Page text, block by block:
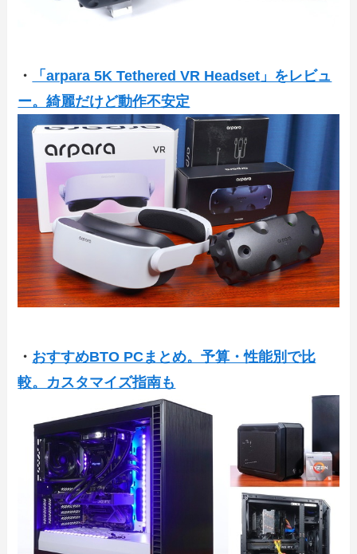
・
「arpara 5K Tethered VR Headset」をレビュ
ー。綺麗だけど動作不安定
・ おすすめBTO PCまとめ。予算・性能別で比
較。カスタマイズ指南も